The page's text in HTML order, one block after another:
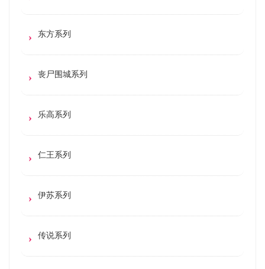
东方系列
丧尸围城系列
乐高系列
仁王系列
伊苏系列
传说系列